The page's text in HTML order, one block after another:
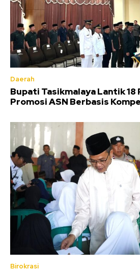
Daerah
Bupati Tasikmalaya Lantik 18
Promosi ASN Berbasis
Birokrasi